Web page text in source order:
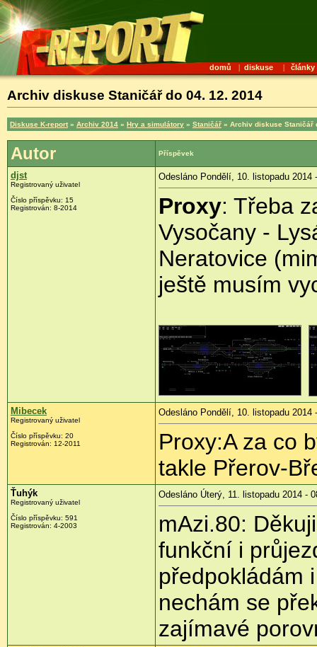
domů | diskuse | články
Archiv diskuse Staničář do 04. 12. 2014
Diskuse K-report » Archiv 2014 » Hry a simulátory » Staničář » Archiv diskuse Staničář
Autor Příspěvek
djst
Registrovaný uživatel
Číslo příspěvku: 15
Registrován: 8-2014
Odesláno Pondělí, 10. listopadu 2014
Proxy: Třeba
Vysočany -
Neratovice
ještě musím
Mibecek
Registrovaný uživatel
Číslo příspěvku: 20
Registrován: 12-2011
Odesláno Pondělí, 10. listopadu 2014
Proxy:A za co
takle Přerov-
Ťuhýk
Registrovaný uživatel
Číslo příspěvku: 591
Registrován: 4-2003
Odesláno Úterý, 11. listopadu 2014 -
mAzi.80:
funkční i
předpokládám
nechám se
zajímavé